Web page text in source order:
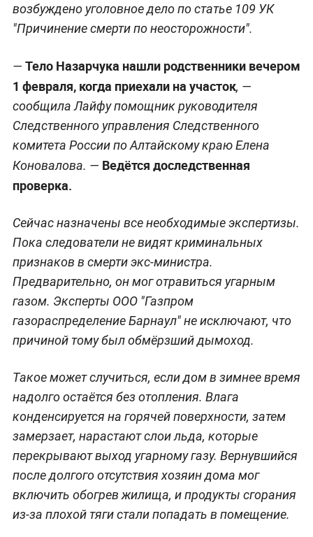
возбуждено уголовное дело по статье 109 УК
"Причинение смерти по неосторожности".
— Тело Назарчука нашли родственники вечером
1 февраля, когда приехали на участок, —
сообщила Лайфу помощник руководителя
Следственного управления Следственного
комитета России по Алтайскому краю Елена
Коновалова. — Ведётся доследственная
проверка.
Сейчас назначены все необходимые экспертизы.
Пока следователи не видят криминальных
признаков в смерти экс-министра.
Предварительно, он мог отравиться угарным
газом. Эксперты ООО "Газпром
газораспределение Барнаул" не исключают, что
причиной тому был обмёрзший дымоход.
Такое может случиться, если дом в зимнее время
надолго остаётся без отопления. Влага
конденсируется на горячей поверхности, затем
замерзает, нарастают слои льда, которые
перекрывают выход угарному газу. Вернувшийся
после долгого отсутствия хозяин дома мог
включить обогрев жилища, и продукты сгорания
из-за плохой тяги стали попадать в помещение.